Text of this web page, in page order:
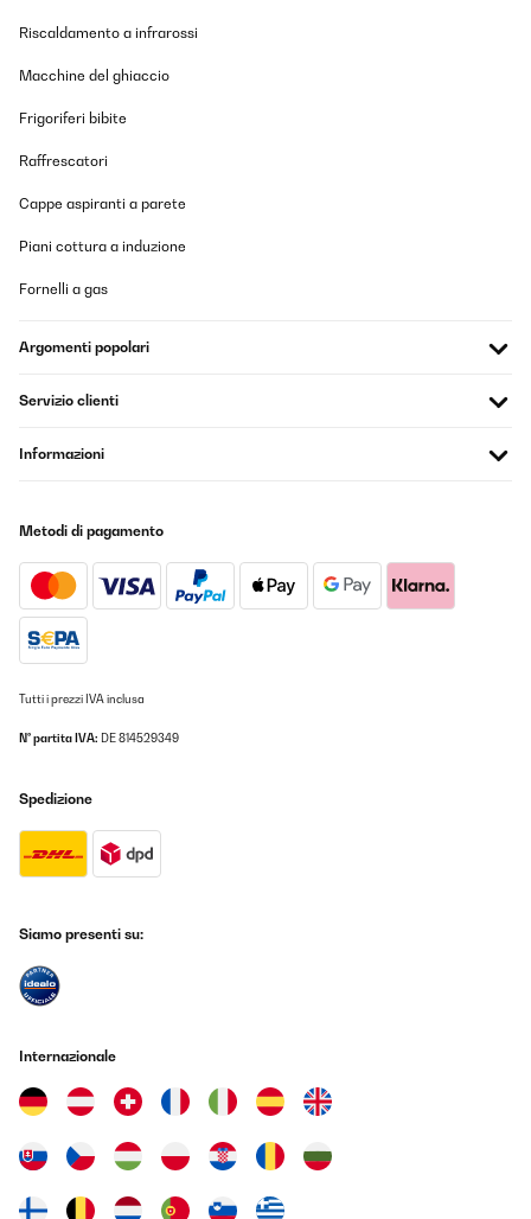
Riscaldamento a infrarossi
Macchine del ghiaccio
Frigoriferi bibite
Raffrescatori
Cappe aspiranti a parete
Piani cottura a induzione
Fornelli a gas
Argomenti popolari
Servizio clienti
Informazioni
Metodi di pagamento
Tutti i prezzi IVA inclusa
N° partita IVA: DE 814529349
Spedizione
Siamo presenti su:
Internazionale